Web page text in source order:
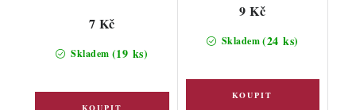
Skladem (19 ks)
7 Kč
Skladem(24 ks)
9 Kč